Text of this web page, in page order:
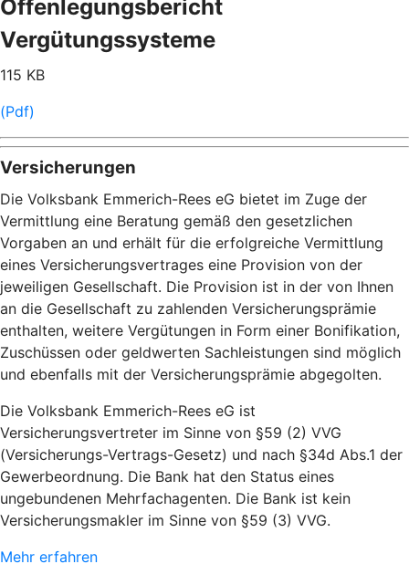
Offenlegungsbericht
Vergütungssysteme
115 KB
(Pdf)
Versicherungen
Die Volksbank Emmerich-Rees eG bietet im Zuge der
Vermittlung eine Beratung gemäß den gesetzlichen
Vorgaben an und erhält für die erfolgreiche Vermittlung
eines Versicherungsvertrages eine Provision von der
jeweiligen Gesellschaft. Die Provision ist in der von Ihnen
an die Gesellschaft zu zahlenden Versicherungsprämie
enthalten, weitere Vergütungen in Form einer Bonifikation,
Zuschüssen oder geldwerten Sachleistungen sind möglich
und ebenfalls mit der Versicherungsprämie abgegolten.
Die Volksbank Emmerich-Rees eG ist
Versicherungsvertreter im Sinne von §59 (2) VVG
(Versicherungs-Vertrags-Gesetz) und nach §34d Abs.1 der
Gewerbeordnung. Die Bank hat den Status eines
ungebundenen Mehrfachagenten. Die Bank ist kein
Versicherungsmakler im Sinne von §59 (3) VVG.
Mehr erfahren